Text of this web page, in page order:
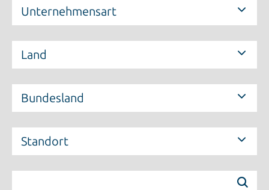
Unternehmensart
Land
Bundesland
Standort